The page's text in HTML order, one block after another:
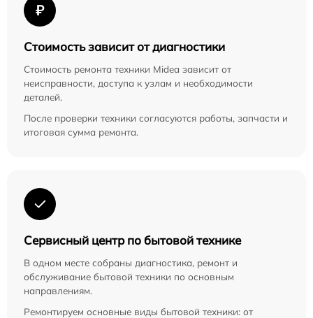
₽
Стоимость зависит от диагностики
Стоимость ремонта техники Midea зависит от
неисправности, доступа к узлам и необходимости
деталей.
После проверки техники согласуются работы, запчасти и
итоговая сумма ремонта.
Сервисный центр по бытовой технике
В одном месте собраны диагностика, ремонт и
обслуживание бытовой техники по основным
направлениям.
Ремонтируем основные виды бытовой техники: от